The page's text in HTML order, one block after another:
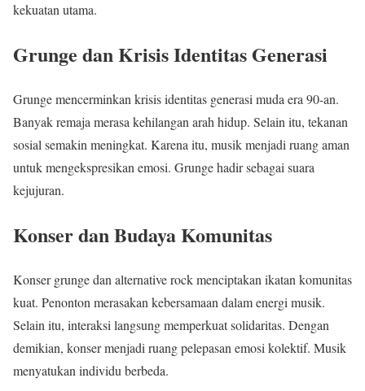
kekuatan utama.
Grunge dan Krisis Identitas Generasi
Grunge mencerminkan krisis identitas generasi muda era 90-an.
Banyak remaja merasa kehilangan arah hidup. Selain itu, tekanan
sosial semakin meningkat. Karena itu, musik menjadi ruang aman
untuk mengekspresikan emosi. Grunge hadir sebagai suara
kejujuran.
Konser dan Budaya Komunitas
Konser grunge dan alternative rock menciptakan ikatan komunitas
kuat. Penonton merasakan kebersamaan dalam energi musik.
Selain itu, interaksi langsung memperkuat solidaritas. Dengan
demikian, konser menjadi ruang pelepasan emosi kolektif. Musik
menyatukan individu berbeda.